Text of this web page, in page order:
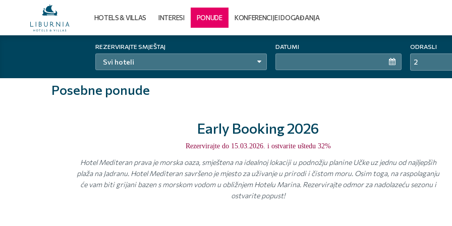
REZERVIRAJTE SMJEŠTAJ
Svi hoteli
DATUMI ODRASLI
2
HOTELS & VILLAS INTERESI PONUDE KONFERENCIJE I DOGAĐANJA
Posebne ponude
Early Booking 2026
Rezervirajte do 15.03.2026. i ostvarite uštedu 32%
Hotel Mediteran prava je morska oaza, smještena na idealnoj lokaciji u podnožju planine Učke uz jednu od najljepših
plaža na Jadranu. Hotel Mediteran savršeno je mjesto za uživanje u prirodi i čistom moru. Osim toga, na raspolaganju
će vam biti grijani bazen s morskom vodom u obližnjem Hotelu Marina. Rezervirajte odmor za nadolazeću sezonu i
ostvarite popust!